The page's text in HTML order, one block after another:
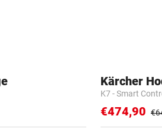
Kärcher
K7 - Smart
€474,90